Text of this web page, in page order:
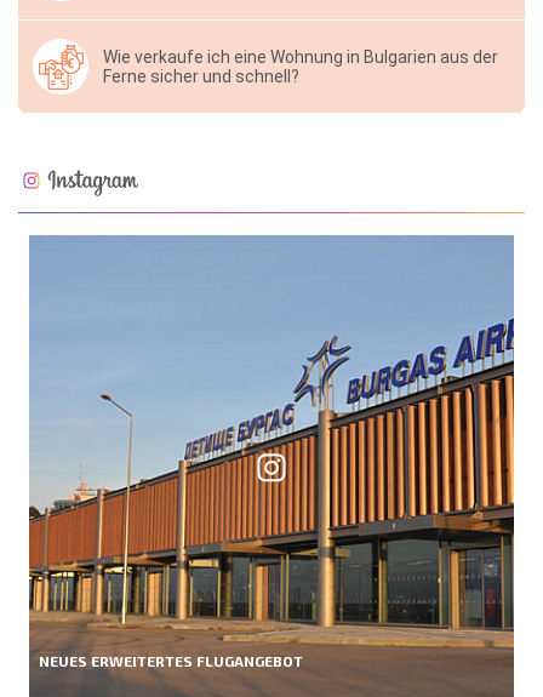
Wie verkaufe ich eine Wohnung in Bulgarien aus der
Ferne sicher und schnell?
NEUES ERWEITERTES FLUGANGEBOT